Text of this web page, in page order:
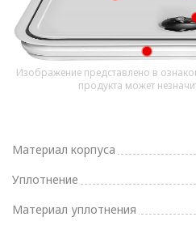
Изображение представлено в
продукта может
Материал корпуса
Уплотнение
Материал уплотнения